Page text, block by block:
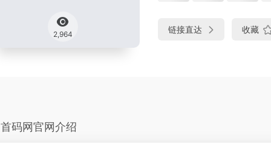
2,964 链接直达 收藏
首码网官网介绍